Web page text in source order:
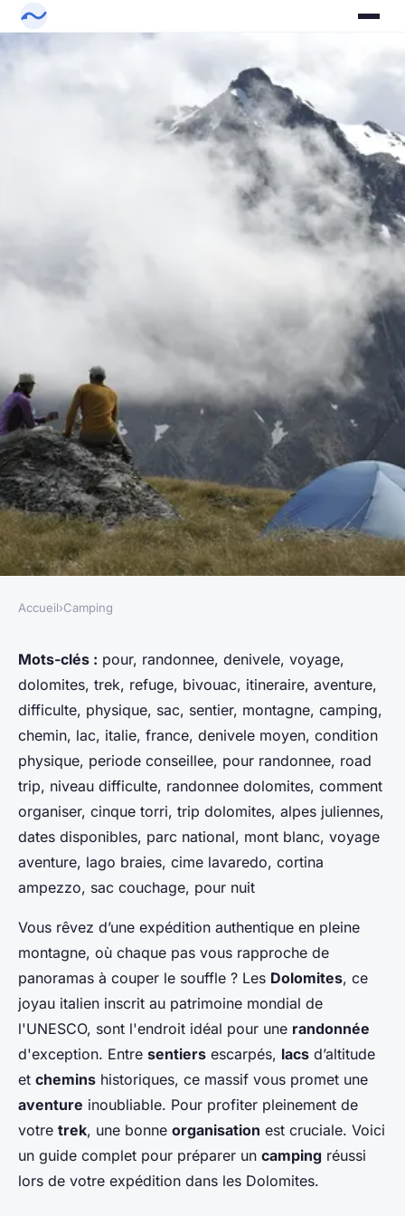
CAMPING
Comment organiser un
camping pour une expédition
de randonnée sur les sentiers
des Dolomites?
Évan •12 juillet 2024•6 min de lecture
Accueil›Camping
Mots-clés : pour, randonnee, denivele, voyage,
dolomites, trek, refuge, bivouac, itineraire, aventure,
difficulte, physique, sac, sentier, montagne, camping,
chemin, lac, italie, france, denivele moyen, condition
physique, periode conseillee, pour randonnee, road
trip, niveau difficulte, randonnee dolomites, comment
organiser, cinque torri, trip dolomites, alpes juliennes,
dates disponibles, parc national, mont blanc, voyage
aventure, lago braies, cime lavaredo, cortina
ampezzo, sac couchage, pour nuit
Vous rêvez d’une expédition authentique en pleine
montagne, où chaque pas vous rapproche de
panoramas à couper le souffle ? Les Dolomites, ce
joyau italien inscrit au patrimoine mondial de
l'UNESCO, sont l'endroit idéal pour une randonnée
d'exception. Entre sentiers escarpés, lacs d’altitude
et chemins historiques, ce massif vous promet une
aventure inoubliable. Pour profiter pleinement de
votre trek, une bonne organisation est cruciale. Voici
un guide complet pour préparer un camping réussi
lors de votre expédition dans les Dolomites.